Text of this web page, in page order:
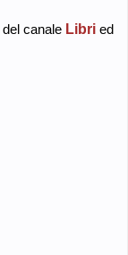
del canale Libri ed